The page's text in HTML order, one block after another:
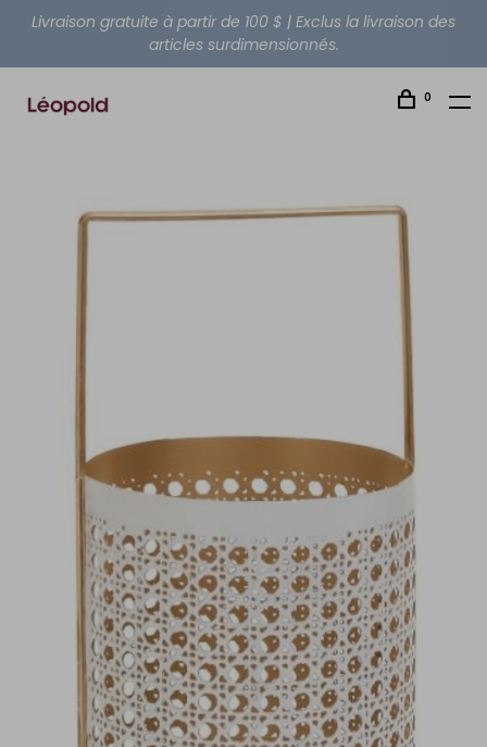
Livraison gratuite à partir de 100 $ | Exclus la livraison des
articles surdimensionnés.
0